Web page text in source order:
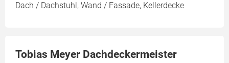
Dach / Dachstuhl, Wand / Fassade, Kellerdecke
Tobias Meyer Dachdeckermeister